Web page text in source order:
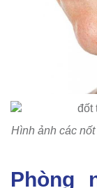
Hình ảnh các
Phòng